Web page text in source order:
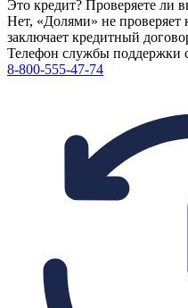
Это кредит? Проверяете ли
Нет, «Долями» не
заключает кредитный
Телефон службы поддержки
8-800-555-47-74